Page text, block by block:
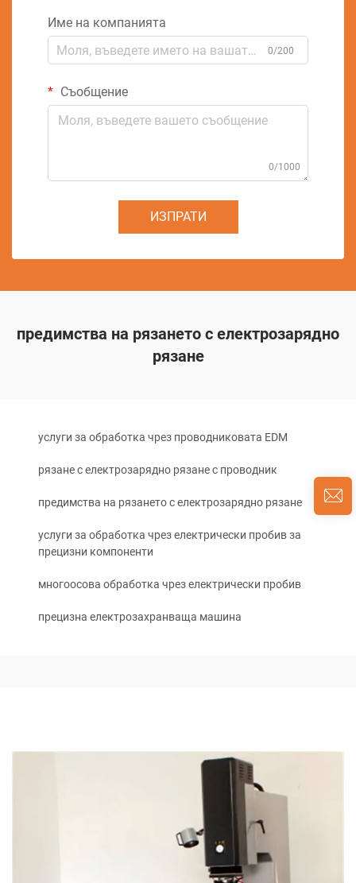
Име на компанията
0/200
Съобщение
0/1000
ИЗПРАТИ
предимства на рязането с електрозарядно
рязане
услуги за обработка чрез проводниковата EDM
рязане с електрозарядно рязане с проводник
предимства на рязането с електрозарядно рязане
услуги за обработка чрез електрически пробив за
прецизни компоненти
многоосова обработка чрез електрически пробив
прецизна електрозахранваща машина